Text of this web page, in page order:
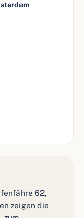
62,
zeigen die